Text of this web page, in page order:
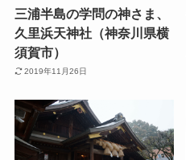
三浦半島の学問の神さま、
久里浜天神社（神奈川県横
須賀市）
2019年11月26日